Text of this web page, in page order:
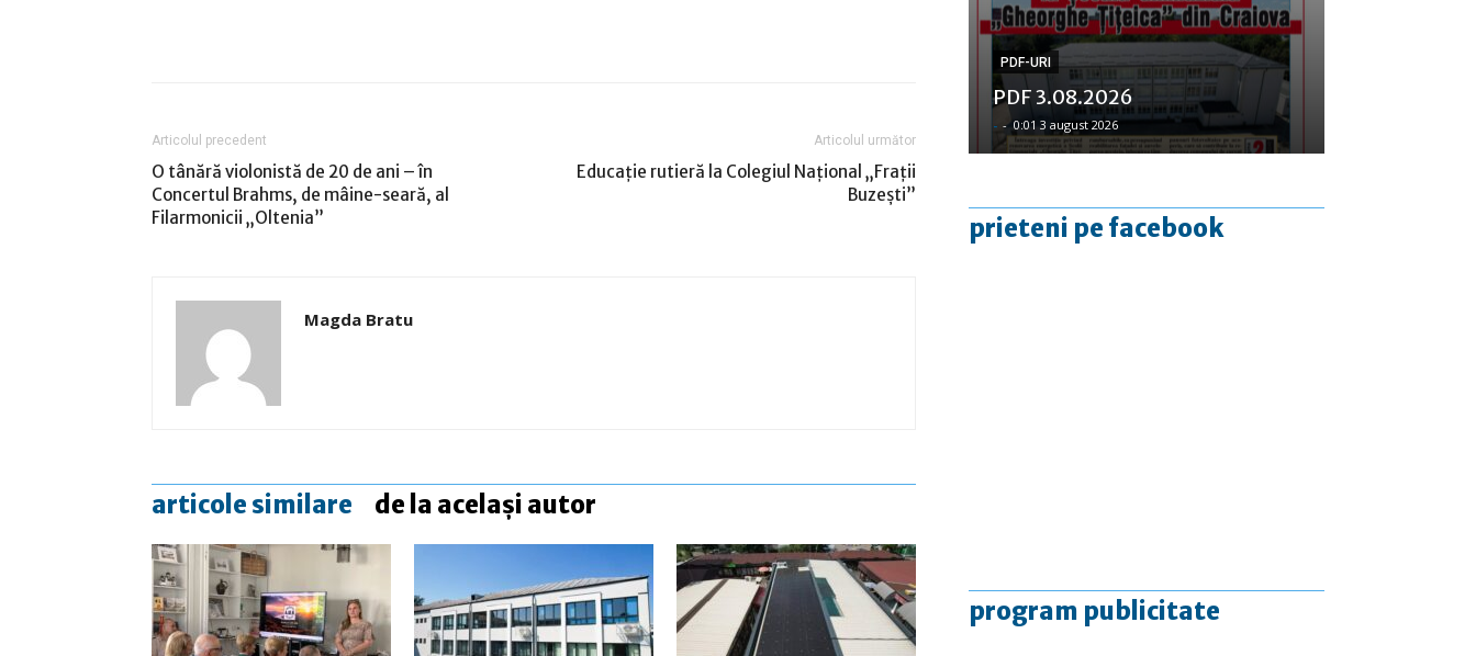
Articolul precedent
O tânără violonistă de 20 de ani – în
Concertul Brahms, de mâine-seară, al
Filarmonicii „Oltenia”
Articolul următor
Educaţie rutieră la Colegiul Naţional „Fraţii
Buzeşti”
Magda Bratu
articole similare de la același autor
PDF-URI
PDF 3.08.2026
- - 0:01 3 august 2026
prieteni pe facebook
program publicitate